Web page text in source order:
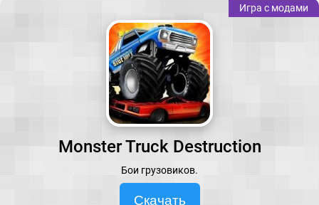
Игра с модами
Monster Truck Destruction
Бои грузовиков.
Скачать